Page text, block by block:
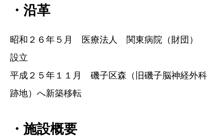
・沿革
昭和２６年５月 医療法人 関東病院（財団）
設立
平成２５年１１月 磯子区森（旧磯子脳神経外科
跡地）へ新築移転
・施設概要